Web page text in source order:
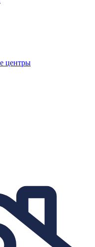
центры